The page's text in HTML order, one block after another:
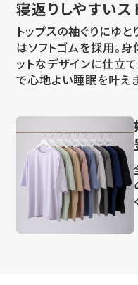
寝返りしやすいス
トップスの袖ぐりにゆ
はソフトゴムを採用。
ットなデザインに仕立
で心地よい睡眠を叶えま